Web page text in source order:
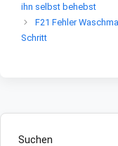
ihn selbst behebst
F21 Fehler
Schritt
Suchen